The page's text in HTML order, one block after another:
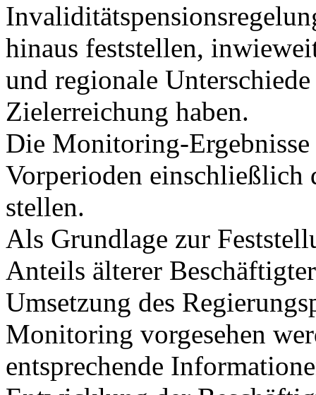
hinaus feststellen,
und regionale
Zielerreichung haben.
Die Monitoring-
Vorperioden einschließlich
stellen.
Als Grundlage zur
Anteils älterer
Umsetzung des
Monitoring vorgesehen
entsprechende